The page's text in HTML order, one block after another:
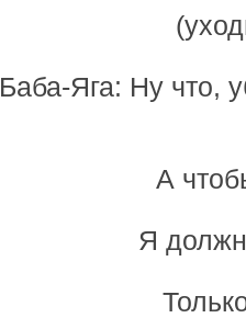
Баба-Яга: Ну что,
А
Я